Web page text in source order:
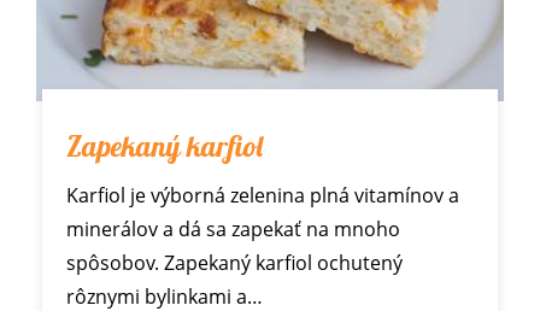
Zapekaný karfiol
Karfiol je výborná zelenina plná vitamínov a
minerálov a dá sa zapekať na mnoho
spôsobov. Zapekaný karfiol ochutený
rôznymi bylinkami a…